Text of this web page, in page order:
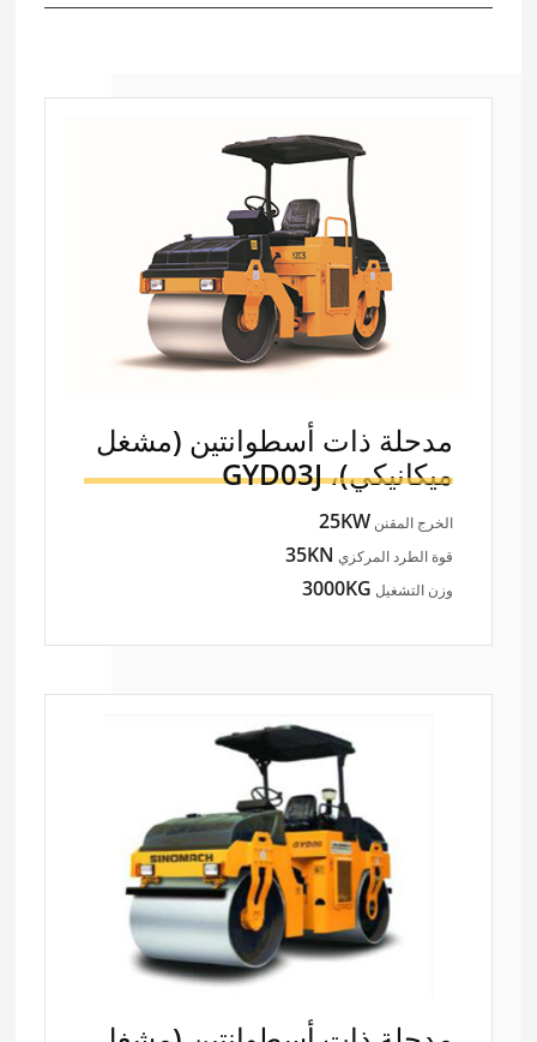
مدحلة ذات أسطوانتين (مشغل
ميكانيكي)،GYD03J
الخرج المقنن25KW
قوة الطرد المركزي 35KN
وزن التشغيل 3000KG